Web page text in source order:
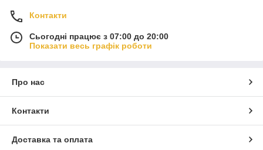
Контакти
Сьогодні працює з 07:00 до 20:00
Показати весь графік роботи
Про нас
Контакти
Доставка та оплата